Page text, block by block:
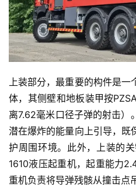
资
讯
视
频
专
题
登录
上装部分，最重要的构件是一
体，其侧壁和地板装甲按
离7.62毫米口径子弹的射击）
潜在爆炸的能量向上引导，既
护周围环境。此外，上装的
1610液压起重机，起重能力
重机负责将导弹残骸从撞击点